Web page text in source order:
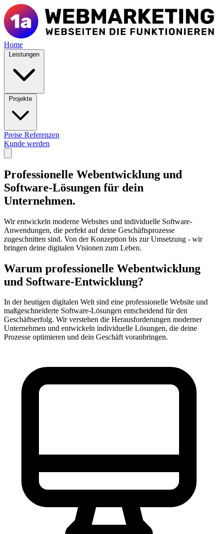
Home
Leistungen
Projekte
Preise Referenzen
Kunde werden
Professionelle Webentwicklung und
Software-Lösungen für dein
Unternehmen.
Wir entwickeln moderne Websites und individuelle Software-
Anwendungen, die perfekt auf deine Geschäftsprozesse
zugeschnitten sind. Von der Konzeption bis zur Umsetzung - wir
bringen deine digitalen Visionen zum Leben.
Warum professionelle Webentwicklung
und Software-Entwicklung?
In der heutigen digitalen Welt sind eine professionelle Website und
maßgeschneiderte Software-Lösungen entscheidend für den
Geschäftserfolg. Wir verstehen die Herausforderungen moderner
Unternehmen und entwickeln individuelle Lösungen, die deine
Prozesse optimieren und dein Geschäft voranbringen.